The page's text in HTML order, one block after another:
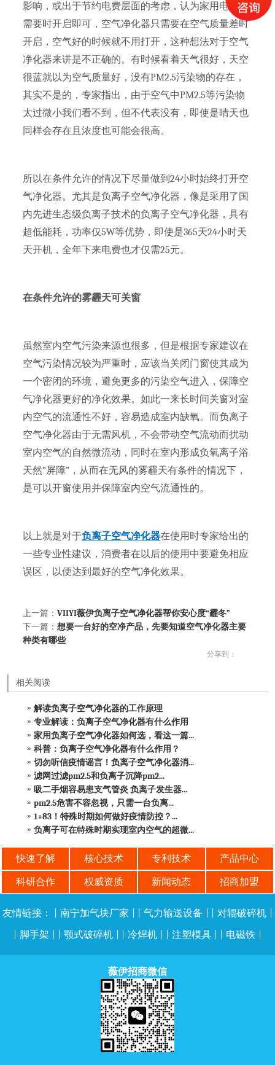
影响，或出于节约电费层面的考虑，认为家用电器在
需要时开启即可，空气净化器只需要在空气质量差时
开启，空气好的时候就不用打开，这种想法对于空气
净化器来讲是不正确的。有时候看着天气很好，天空
很蓝就以为空气质量好，没有PM2.5污染物的存在，
其实不是的，专家指出，由于空气中PM2.5等污染物
太过微小我们看不到，但不代表没有，即使是晴天也
同样会存在且浓度也可能会很高。
所以在条件允许的情况下尽量做到24小时始终打开空
气净化器。尤其是负离子空气净化器，像是采用了国
内先进生态级负离子技术的负离子空气净化器，具有
超低能耗，功率仅5W等优势，即使是365天24小时天
天开机，全年下来电费也才仅需25元。
在条件允许的雾霾天可关窗
虽然室内空气污染来源也很多，但是根据专家建议在
空气污染情况较为严重时，应该当关闭门窗使其成为
一个密闭的环境，避免更多的污染空气进入，保障空
气净化器更好的净化效果。如此一来长时间关窗对室
内空气的流通性不好，容易造成室内缺氧。而负离子
空气净化器由于无需风机，不会带动空气流动而扰动
室内空气的自然微流动，同时在室内形成负氧离子浴
天然“屏障”，从而在无风的雾霾天有条件的情况下，
是可以开窗使用并保障室内空气流通性的。
以上就是对于负离子空气净化器在使用时专家给出的
一些专业性建议，消费者在以后的使用中要避免相应
误区，以便达到最好的空气净化效果。
上一篇：VIIYI薇伊负离子空气净化器帮你安心度“霾冬”
下一篇：想要一台好的空净产品，先要知道空气净化器主要
种类有哪些
分享到：
相关阅读
解读负离子空气净化器的工作原理
专业解读：负离子空气净化器有什么作用
家用负离子空气净化器如何选，看这一篇...
科普：负离子空气净化器有什么作用？
切勿听信疫情谣言！负离子空气净化器消...
滤网过滤pm2.5和负离子沉降pm2...
吸二手烟容易患支气管炎 负离子发生器...
pm2.5危害不容忽视，只需一台负离...
1+83！特殊时期如何做好疫情防控？...
负离子可在特殊时期实现室内空气的超微...
快速了解 核心技术 专利技术 产品中心
科研合作 权威资质 新闻动态 招商加盟
友情链接： 南宁加气块厂家 气力输送设备 对辊破碎机
脚手架 颚式破碎机 冷焊机 注塑模具 电磁铁
薇伊招商微信